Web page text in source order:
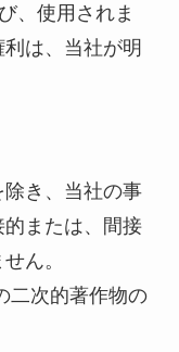
、使用されま
は、当社が明
き、当社の事
または、間接
ん。
二次的著作物の